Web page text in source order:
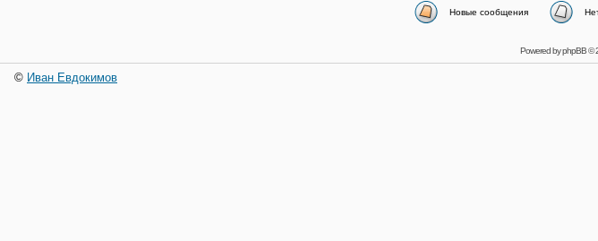
Новые сообщения
Powered byphpBB©
© Иван Евдокимов